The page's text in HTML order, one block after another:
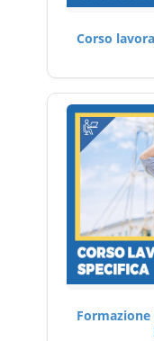
Corso
Formazione